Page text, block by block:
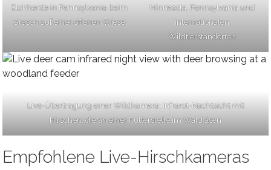
Elchherde in Pennsylvania beim
Grasen auf einer offenen Wiese
Minnesota, Pennsylvania und
internationalen
Wildtierstandorten
Live-Übertragung einer Wildkamera: Infrarot-Nachtsicht mit
Hirschen, die an einer Futterstelle im Wald äsen
Empfohlene Live-Hirschkameras